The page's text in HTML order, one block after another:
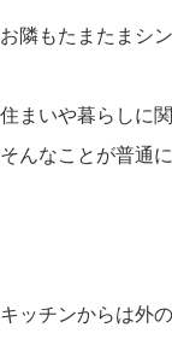
お隣もたまたまシ
住まいや暮らしに
そんなことが普通
キッチンからは外の